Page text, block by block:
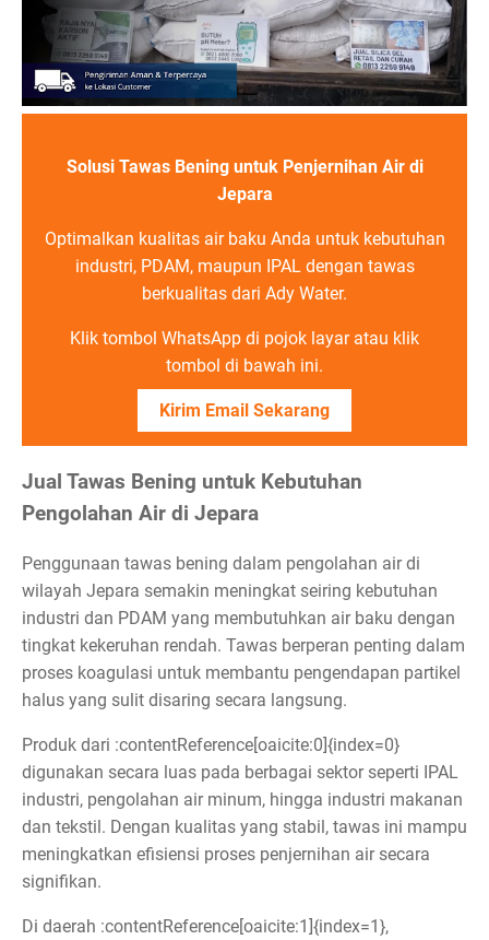
Solusi Tawas Bening untuk Penjernihan Air di
Jepara
Optimalkan kualitas air baku Anda untuk kebutuhan
industri, PDAM, maupun IPAL dengan tawas
berkualitas dari Ady Water.
Klik tombol WhatsApp di pojok layar atau klik
tombol di bawah ini.
Kirim Email Sekarang
Jual Tawas Bening untuk Kebutuhan
Pengolahan Air di Jepara
Penggunaan tawas bening dalam pengolahan air di
wilayah Jepara semakin meningkat seiring kebutuhan
industri dan PDAM yang membutuhkan air baku dengan
tingkat kekeruhan rendah. Tawas berperan penting dalam
proses koagulasi untuk membantu pengendapan partikel
halus yang sulit disaring secara langsung.
Produk dari :contentReference[oaicite:0]{index=0}
digunakan secara luas pada berbagai sektor seperti IPAL
industri, pengolahan air minum, hingga industri makanan
dan tekstil. Dengan kualitas yang stabil, tawas ini mampu
meningkatkan efisiensi proses penjernihan air secara
signifikan.
Di daerah :contentReference[oaicite:1]{index=1},